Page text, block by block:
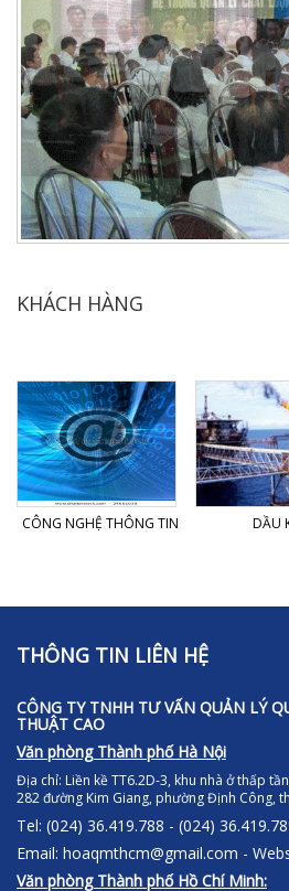
KHÁCH HÀNG
CÔNG NGHỆ THÔNG TIN DẦU
THÔNG TIN LIÊN HỆ
CÔNG TY TNHH TƯ VẤN QUẢN LÝ
THUẬT CAO
Văn phòng Thành phố Hà Nội
Địa chỉ: Liền kề TT6.2D-3, khu nhà ở thấp
282 đường Kim Giang, phường Định Công,
Tel: (024) 36.419.788 - (024)
Email: hoaqmthcm@gmail.com -
Văn phòng Thành phố Hồ Chí Minh: